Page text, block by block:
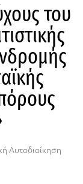
του
Αυτοδιοίκηση